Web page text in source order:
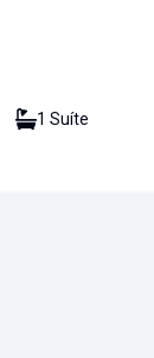
1 Suíte